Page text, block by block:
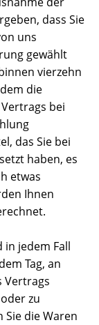
dass Sie
uns
gewählt
vierzehn
die
bei
das Sie bei
haben, es
etwas
Ihnen
in jedem Fall
Tag, an
Vertrags
zu
Sie die Waren